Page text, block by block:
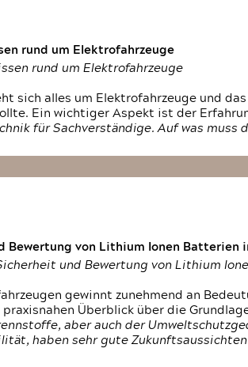
rund um Elektrofahrzeuge
rund um Elektrofahrzeuge
sich alles um Elektrofahrzeuge und
Ein wichtiger Aspekt ist der
für Sachverständige. Auf was
Bewertung von Lithium Ionen Batterien
und Bewertung von Lithium
gewinnt zunehmend an
Überblick über die
aber auch der
haben sehr gute